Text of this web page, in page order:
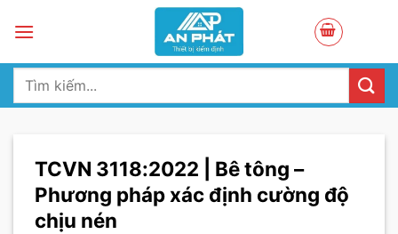
Tìm
TCVN 3118:2022 | Bê tông –
Phương pháp xác định cường độ
chịu nén